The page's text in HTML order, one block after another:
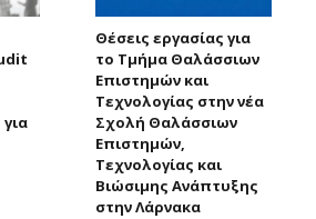
Θέσεις εργασίας για
το Τμήμα Θαλάσσιων
Επιστημών και
Τεχνολογίας στην νέα
Σχολή Θαλάσσιων
Επιστημών,
Τεχνολογίας και
Βιώσιμης Ανάπτυξης
στην Λάρνακα